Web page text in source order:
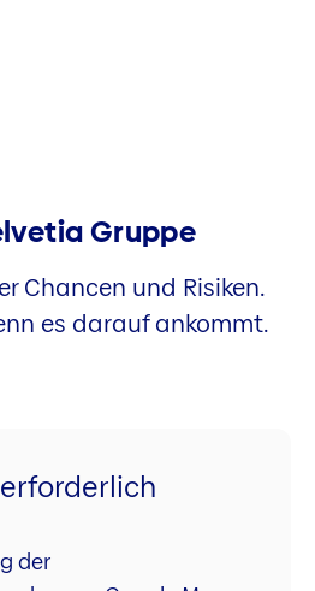
Gruppe
Chancen und Risiken.
es darauf ankommt.
der